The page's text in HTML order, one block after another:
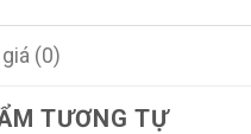
(0)
TƯƠNG TỰ